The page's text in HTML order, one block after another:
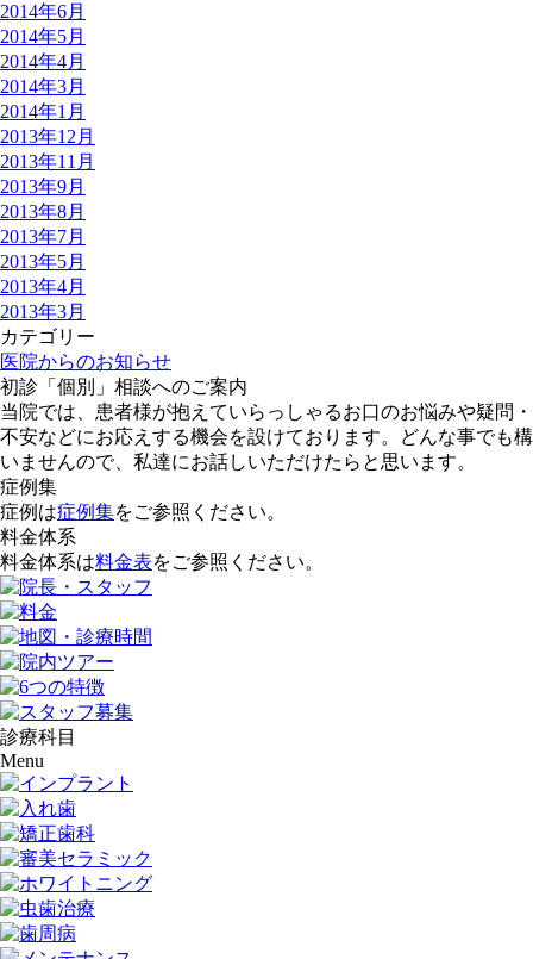
2014年6月
2014年5月
2014年4月
2014年3月
2014年1月
2013年12月
2013年11月
2013年9月
2013年8月
2013年7月
2013年5月
2013年4月
2013年3月
カテゴリー
医院からのお知らせ
初診「個別」相談へのご案内
当院では、患者様が抱えていらっしゃるお口のお悩みや疑問・
不安などにお応えする機会を設けております。どんな事でも構
いませんので、私達にお話しいただけたらと思います。
症例集
症例は症例集をご参照ください。
料金体系
料金体系は料金表をご参照ください。
診療科目
Menu